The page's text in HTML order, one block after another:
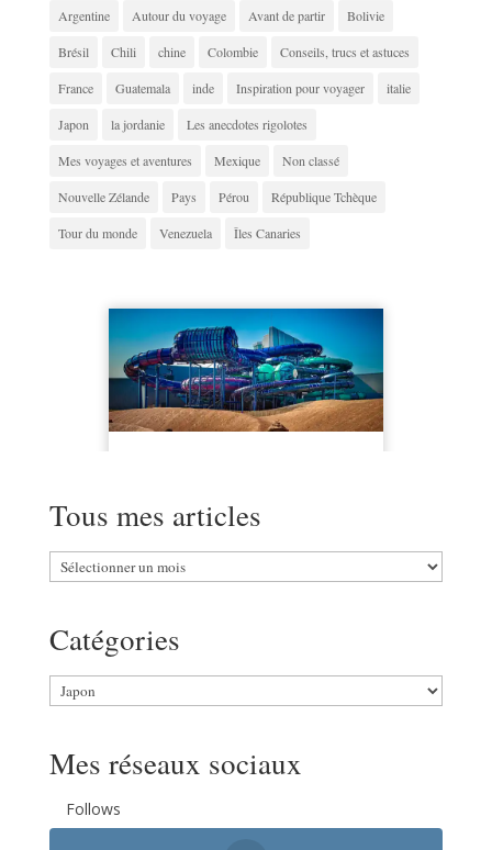
Argentine Autour du voyage Avant de partir Bolivie
Brésil Chili chine Colombie Conseils, trucs et astuces
France Guatemala inde Inspiration pour voyager italie
Japon la jordanie Les anecdotes rigolotes
Mes voyages et aventures Mexique Non classé
Nouvelle Zélande Pays Pérou République Tchèque
Tour du monde Venezuela Îles Canaries
Tous mes articles
Tous
Catégories
Catégories
Mes réseaux sociaux
Follows